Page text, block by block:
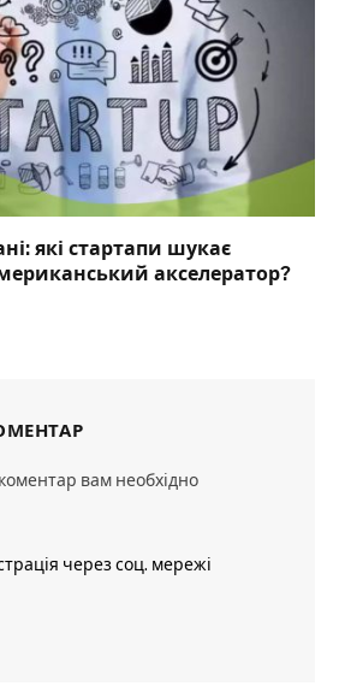
які стартапи шукає
акселератор?
вам необхідно
через соц. мережі